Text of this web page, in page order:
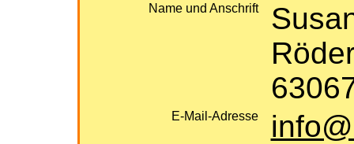
Name und Anschrift
E-Mail-Adresse